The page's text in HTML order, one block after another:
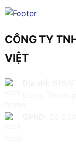
CÔNG TY
VIỆT